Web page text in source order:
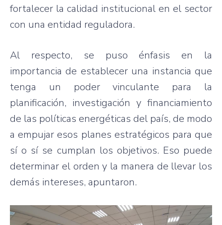
fortalecer la calidad institucional en el sector
con una entidad reguladora.
Al respecto, se puso énfasis en la
importancia de establecer una instancia que
tenga un poder vinculante para la
planificación, investigación y financiamiento
de las políticas energéticas del país, de modo
a empujar esos planes estratégicos para que
sí o sí se cumplan los objetivos. Eso puede
determinar el orden y la manera de llevar los
demás intereses, apuntaron.